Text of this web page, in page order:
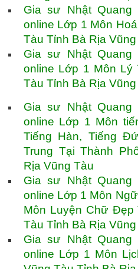
Gia sư Nhật
online Lớp 1 Môn
Tàu Tỉnh Bà Rịa
Gia sư Nhật
online Lớp 1 Môn Lý
Tàu Tỉnh Bà Rịa
Gia sư Nhật
online Lớp 1 Môn
Tiếng Hàn, Tiếng
Trung Tại Thành
Rịa Vũng Tàu
Gia sư Nhật
online Lớp 1 Môn
Môn Luyện Chữ Đẹp
Tàu Tỉnh Bà Rịa
Gia sư Nhật
online Lớp 1 Môn